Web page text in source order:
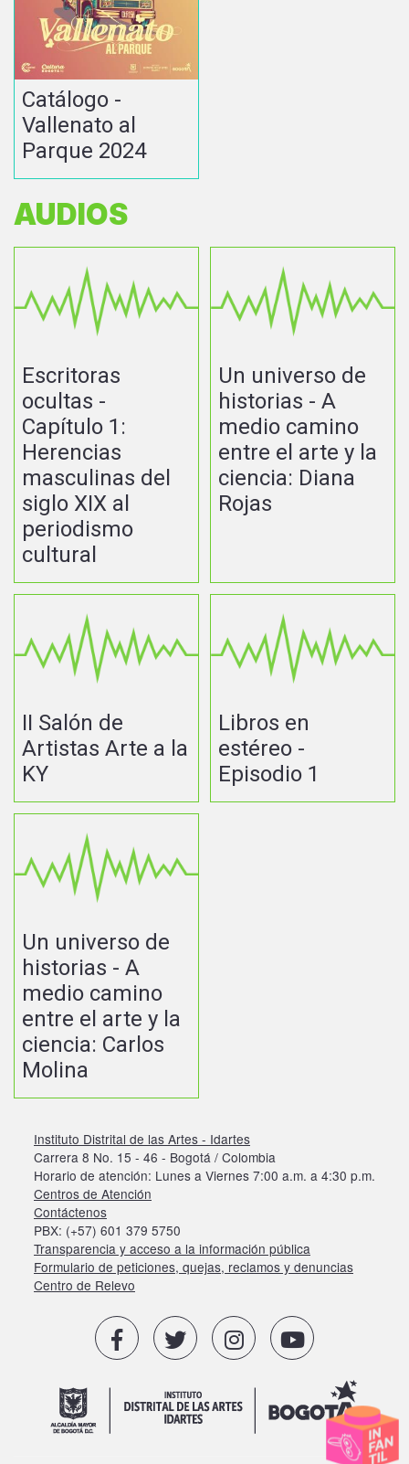
Catálogo -
Vallenato al
Parque 2024
AUDIOS
Escritoras
ocultas -
Capítulo 1:
Herencias
masculinas del
siglo XIX al
periodismo
cultural
Un universo de
historias - A
medio camino
entre el arte y la
ciencia: Diana
Rojas
II Salón de
Artistas Arte a la
KY
Libros en
estéreo -
Episodio 1
Un universo de
historias - A
medio camino
entre el arte y la
ciencia: Carlos
Molina
Instituto Distrital de las Artes - Idartes
Carrera 8 No. 15 - 46 - Bogotá / Colombia
Horario de atención: Lunes a Viernes 7:00 a.m. a 4:30 p.m.
Centros de Atención
Contáctenos
PBX: (+57) 601 379 5750
Transparencia y acceso a la información pública
Formulario de peticiones, quejas, reclamos y denuncias
Centro de Relevo